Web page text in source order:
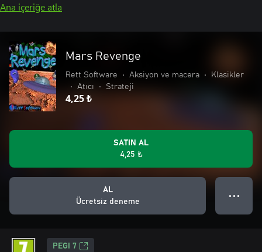
Ana içeriğe atla
Mars Revenge
Rett Software • Aksiyon ve macera •
Klasikler
•
Atıcı • Strateji
4,25 ₺
SATIN AL
4,25 ₺
AL
Ücretsiz deneme
● ● ●
PEGI 7